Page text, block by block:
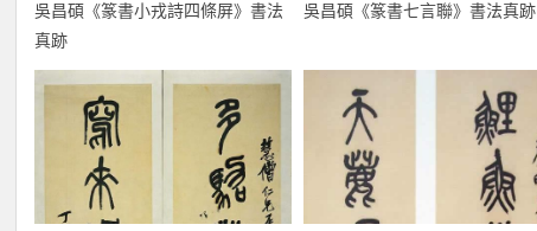
吳昌碩《篆書小戎詩四條屏》書法
真跡
吳昌碩《篆書七言聯》書法真跡